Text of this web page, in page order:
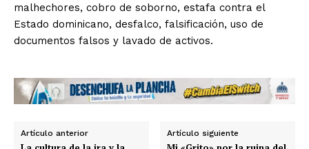
malhechores, cobro de soborno, estafa contra el
Estado dominicano, desfalco, falsificación, uso de
documentos falsos y lavado de activos.
Artículo anterior Artículo siguiente